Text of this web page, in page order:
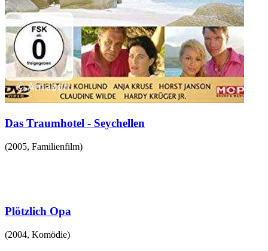
Das Traumhotel - Seychellen
(2005, Familienfilm)
Plötzlich Opa
(2004, Komödie)